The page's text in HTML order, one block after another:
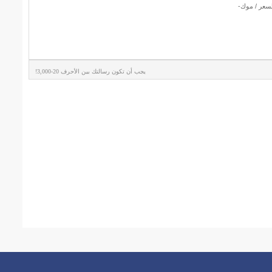
يجب أن تكون رسالتك بين الأحرف 20-3,000!